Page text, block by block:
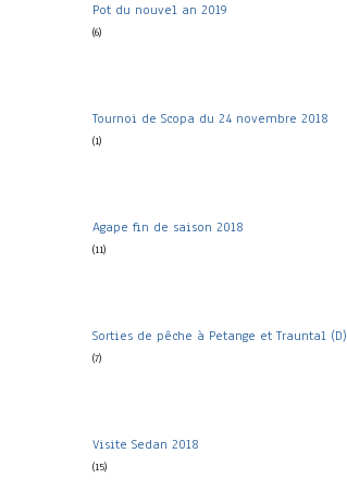
Pot du nouvel an 2019
(6)
Tournoi de Scopa du 24 novembre 2018
(1)
Agape fin de saison 2018
(11)
Sorties de pêche à Petange et Trauntal (D)
(7)
Visite Sedan 2018
(15)